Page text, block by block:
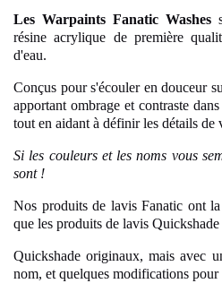
Les Warpaints Fanatic Washes
résine acrylique de première
d'eau.
Conçus pour s'écouler en douceur
apportant ombrage et contraste
tout en aidant à définir les détails de
Si les couleurs et les noms vous
sont !
Nos produits de lavis Fanatic ont
que les produits de lavis
Quickshade originaux, mais avec
nom, et quelques modifications pour